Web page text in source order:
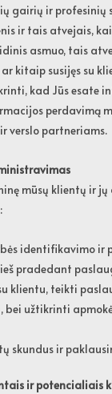
gairių ir profesinių
ir tais atvejais,
asmuo, tais
kitaip susijęs su
kad Jūs esate
perdavimą
verslo partneriams.
mūsų klientų ir
identifikavimo ir
pradedant
klientu, teikti
bei užtikrinti
skundus ir
ir potencialiais